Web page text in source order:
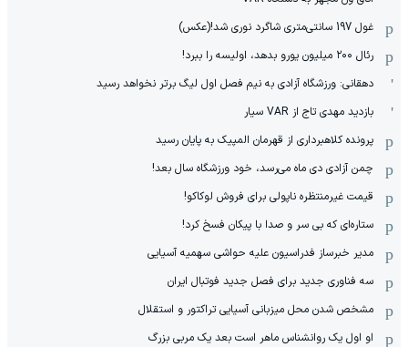
غول 197 سانتی‌متری شاگرد نوری شد!(عکس)
رئال ۲۰۰ میلیون یورو بدهد، اولیسه را ببرد!
دهقانی: ورزشگاه آزادی به نیم فصل اول لیگ برتر نخواهد رسید
بازدید مهدی تاج از VAR سیار
پرونده کلاهبرداری از قهرمان المپیک به پایان رسید
چمن آزادی دی ماه می‌رسد، خود ورزشگاه سال بعد!
قیمت غیرمنتظره ناپولی برای فروش لوکاکو!
ستاره‌ای که بی سر و صدا با پیکان فسخ کرد!
مدیر خبرساز فدراسیون علیه حواشی سهمیه آسیایی
سه فناوری جدید برای فصل جدید فوتبال ایران
مشخص شدن محل میزبانی آسیایی تراکتور و استقلال
او اول یک روانشناس ماهر است بعد یک مربی بزرگ